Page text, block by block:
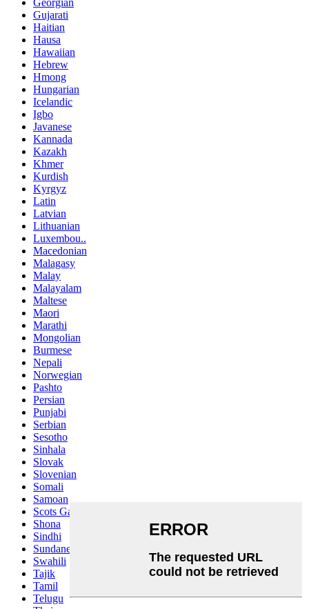
Georgian
Gujarati
Haitian
Hausa
Hawaiian
Hebrew
Hmong
Hungarian
Icelandic
Igbo
Javanese
Kannada
Kazakh
Khmer
Kurdish
Kyrgyz
Latin
Latvian
Lithuanian
Luxembou..
Macedonian
Malagasy
Malay
Malayalam
Maltese
Maori
Marathi
Mongolian
Burmese
Nepali
Norwegian
Pashto
Persian
Punjabi
Serbian
Sesotho
Sinhala
Slovak
Slovenian
Somali
Samoan
Scots Gaelic
Shona
Sindhi
Sundanese
Swahili
Tajik
Tamil
Telugu